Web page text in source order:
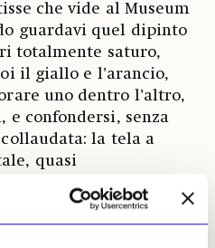
che vide al Museum
guardavi quel dipinto
totalmente saturo,
il giallo e l’arancio,
uno dentro l’altro,
e confondersi, senza
la tela a
quasi
di
perché alla sua